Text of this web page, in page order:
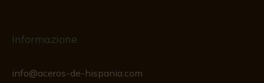
Informazione
info@aceros-de-hispania.com